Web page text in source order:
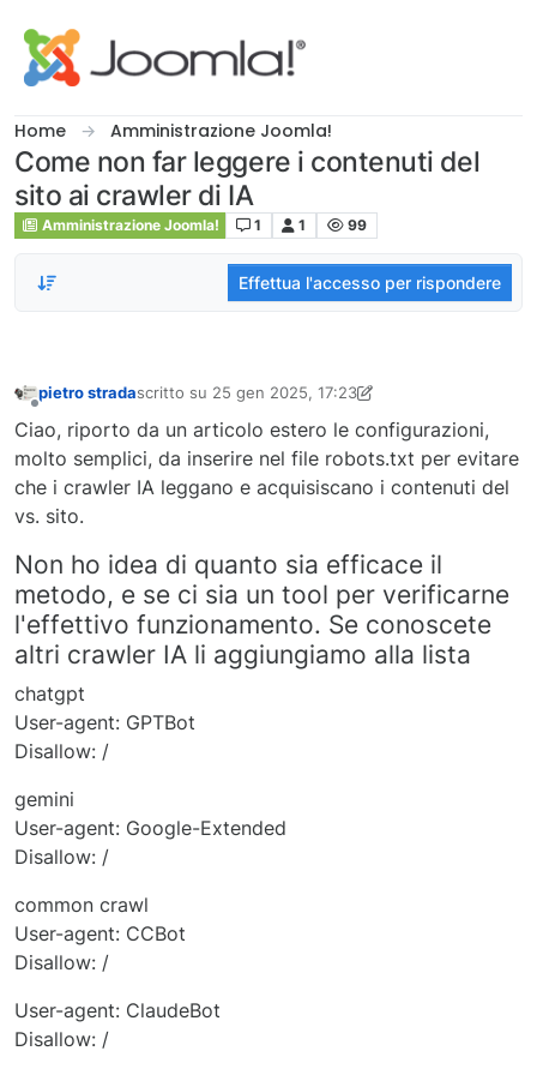
Home Amministrazione Joomla!
Come non far leggere i contenuti del
sito ai crawler di IA
Amministrazione Joomla! 1 1 99
Effettua l'accesso per rispondere
pietro stradascritto su 25 gen 2025, 17:23
ultima modifica di pstrada
Ciao, riporto da un articolo estero le configurazioni,
molto semplici, da inserire nel file robots.txt per evitare
che i crawler IA leggano e acquisiscano i contenuti del
vs. sito.
Non ho idea di quanto sia efficace il
metodo, e se ci sia un tool per verificarne
l'effettivo funzionamento. Se conoscete
altri crawler IA li aggiungiamo alla lista
chatgpt
User-agent: GPTBot
Disallow: /
gemini
User-agent: Google-Extended
Disallow: /
common crawl
User-agent: CCBot
Disallow: /
User-agent: ClaudeBot
Disallow: /